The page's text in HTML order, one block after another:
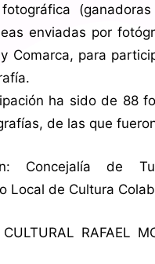
enviadas por
Comarca, para
ha sido de 88
de las que
Concejalía de
Local de Cultura
CULTURAL RAFAEL